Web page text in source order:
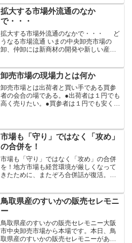
けないと産地から圧力がか...
拡大する市場外流通のなか
で・・・
拡大する市場外流通のなかで・・・ ど
うなる市場流通 いまの中央卸売市場の
卸、仲卸には新商材の開発や新しい産地
るだけでは、そんなのビジネスではな
い。 レゾンデートル...
卸売市場の現場力とは何か
卸売市場とは出荷者と買い手である買参
者の会合の場である。●出荷者は１円でも
高く売りたい。●買参者は１円でも安く買
市場も「守り」ではなく「攻め」
の合併を！
市場も「守り」ではなく「攻め」の合併
を！地方市場も経営環境が厳しくなって
きたために、またぞろ合併話が復活。あ
らダメとか右往左往。・・・・・そこで
長野県でも10月を目処に...
鳥取県産のすいかの販売セレモニ
ー
鳥取県産のすいかの販売セレモニー大阪
市中央卸売市場‏から本場です。本日、鳥
取県産のすいかの販売セレモニーがあり